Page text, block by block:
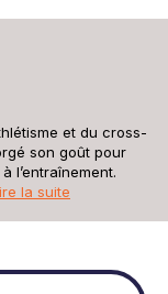
et du cross-
son goût pour
l’entraînement.
la suite